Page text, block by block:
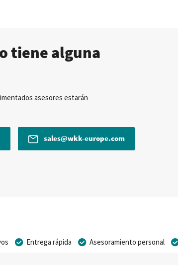
tiene alguna
asesores estarán
sales@wkk-europe.com
Entrega rápida
Asesoramiento personal